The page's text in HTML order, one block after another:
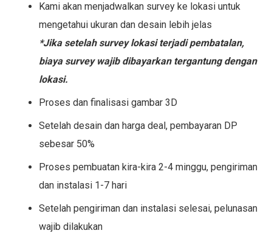
Kami akan menjadwalkan survey ke lokasi untuk
mengetahui ukuran dan desain lebih jelas
*Jika setelah survey lokasi terjadi pembatalan,
biaya survey wajib dibayarkan tergantung dengan
lokasi.
Proses dan finalisasi gambar 3D
Setelah desain dan harga deal, pembayaran DP
sebesar 50%
Proses pembuatan kira-kira 2-4 minggu, pengiriman
dan instalasi 1-7 hari
Setelah pengiriman dan instalasi selesai, pelunasan
wajib dilakukan